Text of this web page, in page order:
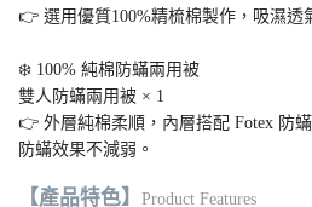
👉 選用優質100%精梳棉製作，吸濕透
❄️ 100% 純棉防蟎兩用被
雙人防蟎兩用被 × 1
👉 外層純棉柔順，內層搭配 Fotex 防
防蟎效果不減弱。
【產品特色】 Product Features